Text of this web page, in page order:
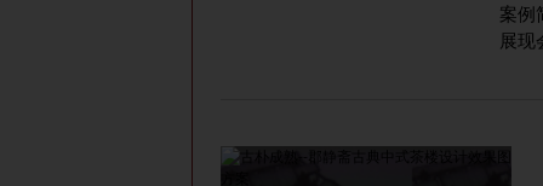
案例
展现